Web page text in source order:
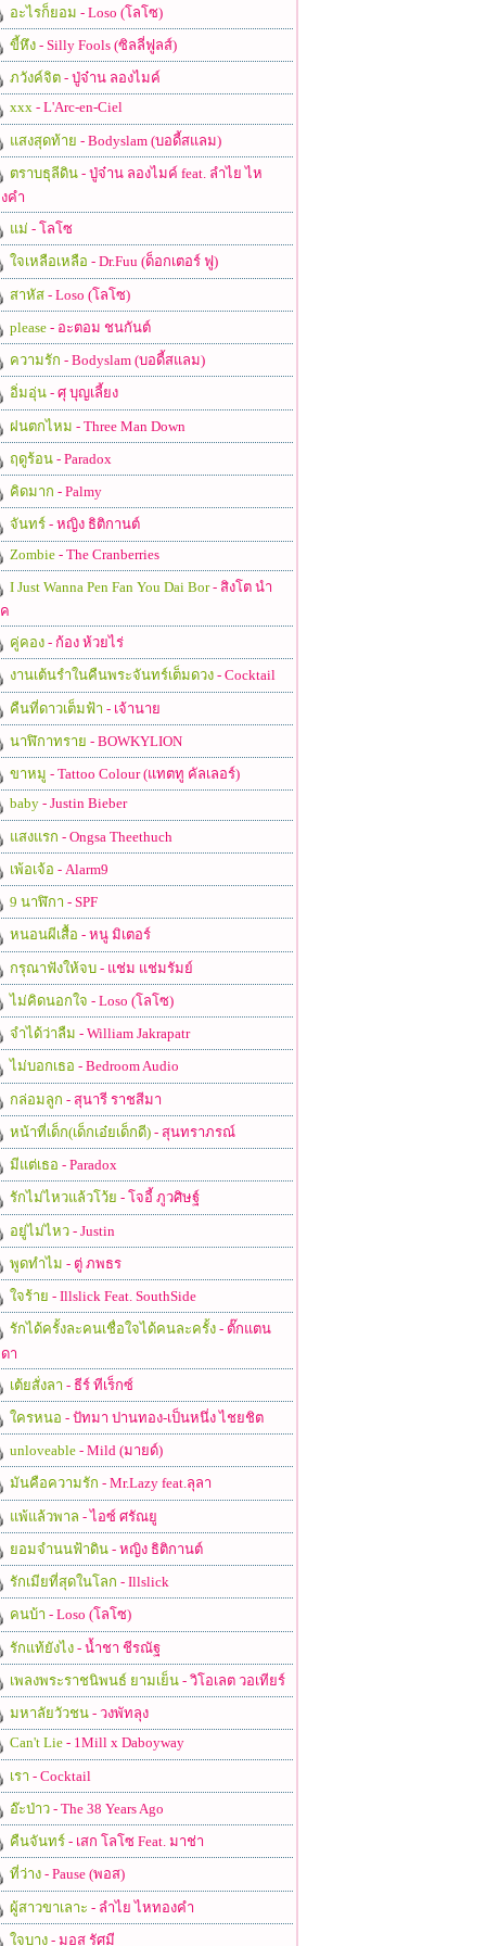
อะไรก็ยอม - Loso (โลโซ)
ขี้หึง- Silly Fools (ซิลลี่ฟูลส์)
ภวังค์จิต- ปู่จ๋าน ลองไมค์
xxx- L'Arc-en-Ciel
แสงสุดท้าย - Bodyslam (บอดี้สแลม)
ตราบธุลีดิน- ปู่จ๋าน ลองไมค์ feat. ลำไย ไห
คำ
แม่ - โลโซ
ใจเหลือเหลือ - Dr.Fuu (ด็อกเตอร์ ฟู)
สาหัส- Loso (โลโซ)
please- อะตอม ชนกันต์
ความรัก - Bodyslam (บอดี้สแลม)
อิ่มอุ่น- ศุ บุญเลี้ยง
ฝนตกไหม - Three Man Down
ฤดูร้อน- Paradox
คิดมาก - Palmy
จันทร์- หญิง ธิติกานต์
Zombie- The Cranberries
I Just Wanna Pen Fan You Dai Bor- สิงโต นำ
คู่คอง- ก้อง ห้วยไร่
งานเต้นรำในคืนพระจันทร์เต็มดวง- Cocktail
คืนที่ดาวเต็มฟ้า - เจ้านาย
นาฬิกาทราย - BOWKYLION
ขาหมู - Tattoo Colour (แทตทู คัลเลอร์)
baby- Justin Bieber
แสงแรก - Ongsa Theethuch
เพ้อเจ้อ - Alarm9
9 นาฬิกา - SPF
หนอนผีเสื้อ - หนู มิเตอร์
กรุณาฟังให้จบ- แช่ม แช่มรัมย์
ไม่คิดนอกใจ - Loso (โลโซ)
จำได้ว่าลืม - William Jakrapatr
ไม่บอกเธอ - Bedroom Audio
กล่อมลูก - สุนารี ราชสีมา
หน้าที่เด็ก(เด็กเอ๋ยเด็กดี)- สุนทราภรณ์
มีแต่เธอ - Paradox
รักไม่ไหวแล้วโว้ย - โจอี้ ภูวศิษฐ์
อยู่ไม่ไหว- Justin
พูดทำไม - ตู่ ภพธร
ใจร้าย - Illslick Feat. SouthSide
รักได้ครั้งละคนเชื่อใจได้คนละครั้ง- ตั๊กแตน
า
เต้ยสั่งลา - ธีร์ ทีเร็กซ์
ใครหนอ - ปัทมา ปานทอง-เป็นหนึ่ง ไชยชิต
unloveable- Mild (มายด์)
มันคือความรัก - Mr.Lazy feat.ลุลา
แพ้แล้วพาล - ไอซ์ ศรัณยู
ยอมจำนนฟ้าดิน- หญิง ธิติกานต์
รักเมียที่สุดในโลก - Illslick
คนบ้า - Loso (โลโซ)
รักแท้ยังไง- น้ำชา ชีรณัฐ
เพลงพระราชนิพนธ์ ยามเย็น- วิโอเลต วอเทียร์
มหาลัยวัวชน- วงพัทลุง
Can't Lie- 1Mill x Daboyway
เรา - Cocktail
อ๊ะป่าว- The 38 Years Ago
คืนจันทร์- เสก โลโซ Feat. มาช่า
ที่ว่าง- Pause (พอส)
ผู้สาวขาเลาะ - ลำไย ไหทองคำ
ใจบาง- มอส รัศมี